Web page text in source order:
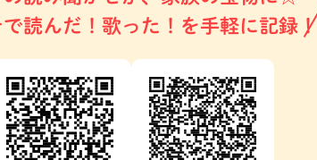
で読んだ！歌った！を手軽に記録！